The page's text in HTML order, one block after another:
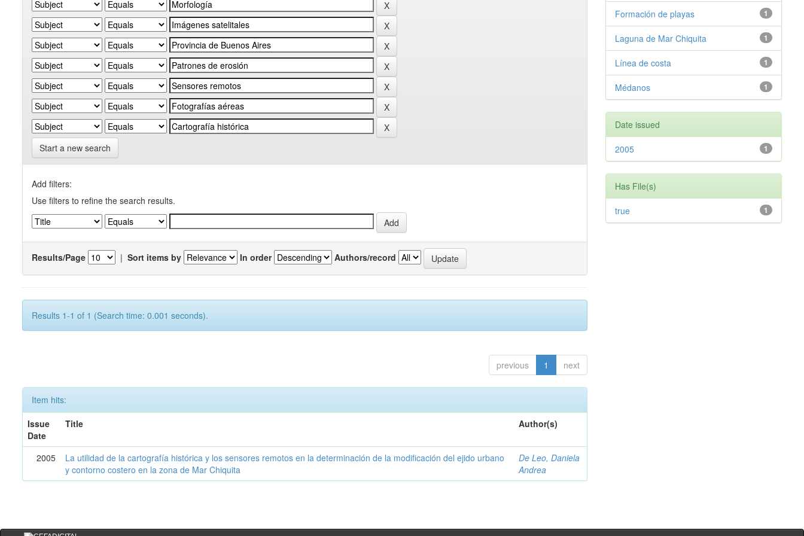
Start a new search
Add filters:
Use filters to refine the search results.
Results/Page | Sort items by In order Authors/record
Results 1-1 of 1 (Search time: 0.001 seconds).
previous 1 next
Item hits:
Issue
Date
Title Author(s)
2005
La utilidad de la cartografía histórica y los sensores remotos en la determinación de la modificación del ejido urbano
y contorno costero en la zona de Mar Chiquita
De Leo, Daniela
Andrea
1
Formación de playas
1
Laguna de Mar Chiquita
1
Línea de costa
1
Médanos
Date issued
1
2005
Has File(s)
1
true